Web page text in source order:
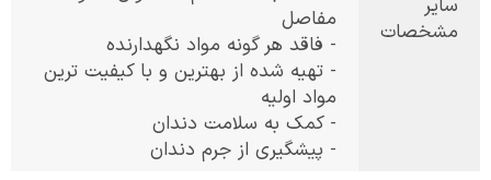
سایر
مشخصات
مفاصل
- فاقد هر گونه مواد نگهدارنده
- تهیه شده از بهترین و با کیفیت ترین
مواد اولیه
- کمک به سلامت دندان
- پیشگیری از جرم دندان